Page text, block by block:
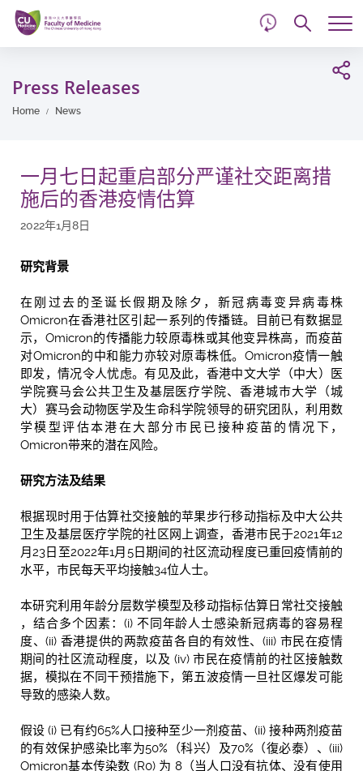
Skip
main
content
Press Releases
Home News
一月七日起重启部分严谨社交距离措
施后的香港疫情估算
2022年1月8日
研究背景
在刚过去的圣诞长假期及除夕，新冠病毒变异病毒株
Omicron在香港社区引起一系列的传播链。目前已有数据显
示，Omicron的传播能力较原毒株或其他变异株高，而疫苗
对Omicron的中和能力亦较对原毒株低。Omicron疫情一触
即发，情况令人忧虑。有见及此，香港中文大学（中大）医
学院赛马会公共卫生及基层医疗学院、香港城巿大学（城
大）赛马会动物医学及生命科学院领导的研究团队，利用数
学模型评估本港在大部分巿民已接种疫苗的情况下，
Omicron带来的潜在风险。
研究方法及结果
根据现时用于估算社交接触的苹果步行移动指标及中大公共
卫生及基层医疗学院的社区网上调查，香港巿民于2021年12
月23日至2022年1月5日期间的社区流动程度已重回疫情前的
水平，巿民每天平均接触34位人士。
本研究利用年龄分层数学模型及移动指标估算日常社交接触
，结合多个因素：(i) 不同年龄人士感染新冠病毒的容易程
度、(ii) 香港提供的两款疫苗各自的有效性、(iii) 市民在疫情
期间的社区流动程度，以及 (iv) 市民在疫情前的社区接触数
据，模拟在不同干预措施下，第五波疫情一旦社区爆发可能
导致的感染人数。
假设 (i) 已有约65%人口接种至少一剂疫苗、(ii) 接种两剂疫苗
的有效保护感染比率为50%（科兴）及70%（復必泰）、(iii)
Omicron基本传染数 (R0) 为 8（当人口没有抗体、没有使用